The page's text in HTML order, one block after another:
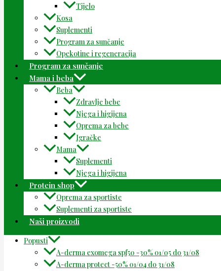
Tijelo
Kosa
Suplementi
Program za sunčanje
Opekotine i regeneracija
Program za sunčanje
Mama i beba
Beba
Zdravlje bebe
Njega i higijena
Oprema za bebe
Igračke
Mama
Suplementi
Njega i higijena
Protein shop
Oprema za sportiste
Suplementi za sportiste
Naši proizvodi
Popusti
A-derma exomega spf50 -30% 01/05 do 31/08
A-derma protect -50% 01/04 do 31/08